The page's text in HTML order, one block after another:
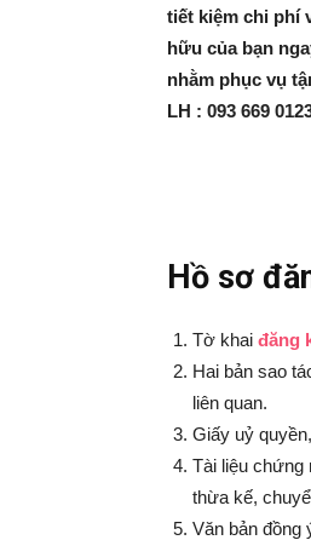
tiết kiệm chi phí
hữu của bạn
nhằm phục vụ
LH : 093 669
Hồ sơ
Tờ khai đăng
Hai bản sao
liên quan.
Giấy uỷ
Tài liệu
thừa kế,
Văn bản đồng